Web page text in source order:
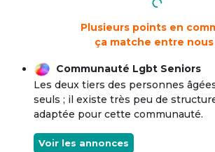
Plusieurs points en
ça matche entre nous
Communauté Lgbt Seniors
Les deux tiers des personnes
seuls ; il existe très peu de
adaptée pour cette communauté.
Voir les annonces